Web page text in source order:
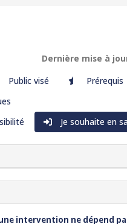
Dernière mise à
Public visé
Prérequis
Je souhaite en
intervention ne dépend